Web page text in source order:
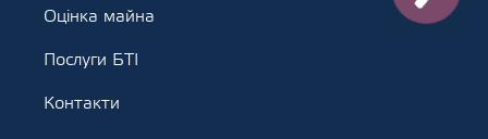
Оцінка майна
Послуги БТІ
Контакти